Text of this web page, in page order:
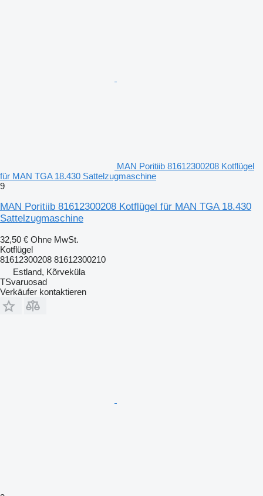
MAN Poritiib 81612300208 Kotflügel
für MAN TGA 18.430 Sattelzugmaschine
9
MAN Poritiib 81612300208 Kotflügel für MAN TGA 18.430
Sattelzugmaschine
32,50 € Ohne MwSt.
Kotflügel
81612300208 81612300210
Estland, Kõrveküla
TSvaruosad
Verkäufer kontaktieren